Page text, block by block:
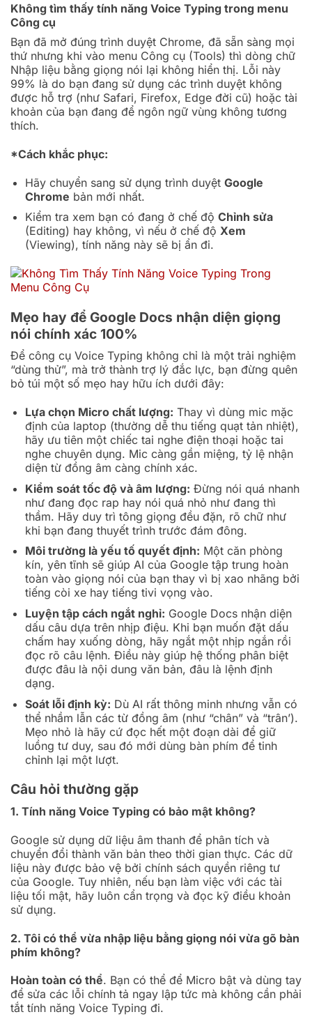
Không tìm thấy tính năng Voice Typing trong menu
Công cụ
Bạn đã mở đúng trình duyệt Chrome, đã sẵn sàng mọi
thứ nhưng khi vào menu Công cụ (Tools) thì dòng chữ
Nhập liệu bằng giọng nói lại không hiển thị. Lỗi này
99% là do bạn đang sử dụng các trình duyệt không
được hỗ trợ (như Safari, Firefox, Edge đời cũ) hoặc tài
khoản của bạn đang để ngôn ngữ vùng không tương
thích.
*Cách khắc phục:
Hãy chuyển sang sử dụng trình duyệt Google
Chrome bản mới nhất.
Kiểm tra xem bạn có đang ở chế độ Chỉnh sửa
(Editing) hay không, vì nếu ở chế độ Xem
(Viewing), tính năng này sẽ bị ẩn đi.
Mẹo hay để Google Docs nhận diện giọng
nói chính xác 100%
Để công cụ Voice Typing không chỉ là một trải nghiệm
“dùng thử”, mà trở thành trợ lý đắc lực, bạn đừng quên
bỏ túi một số mẹo hay hữu ích dưới đây:
Lựa chọn Micro chất lượng: Thay vì dùng mic mặc
định của laptop (thường dễ thu tiếng quạt tản nhiệt),
hãy ưu tiên một chiếc tai nghe điện thoại hoặc tai
nghe chuyên dụng. Mic càng gần miệng, tỷ lệ nhận
diện từ đồng âm càng chính xác.
Kiểm soát tốc độ và âm lượng: Đừng nói quá nhanh
như đang đọc rap hay nói quá nhỏ như đang thì
thầm. Hãy duy trì tông giọng đều đặn, rõ chữ như
khi bạn đang thuyết trình trước đám đông.
Môi trường là yếu tố quyết định: Một căn phòng
kín, yên tĩnh sẽ giúp AI của Google tập trung hoàn
toàn vào giọng nói của bạn thay vì bị xao nhãng bởi
tiếng còi xe hay tiếng tivi vọng vào.
Luyện tập cách ngắt nghỉ: Google Docs nhận diện
dấu câu dựa trên nhịp điệu. Khi bạn muốn đặt dấu
chấm hay xuống dòng, hãy ngắt một nhịp ngắn rồi
đọc rõ câu lệnh. Điều này giúp hệ thống phân biệt
được đâu là nội dung văn bản, đâu là lệnh định
dạng.
Soát lỗi định kỳ: Dù AI rất thông minh nhưng vẫn có
thể nhầm lẫn các từ đồng âm (như “chân” và “trân’).
Mẹo nhỏ là hãy cứ đọc hết một đoạn dài để giữ
luồng tư duy, sau đó mới dùng bàn phím để tinh
chỉnh lại một lượt.
Câu hỏi thường gặp
1. Tính năng Voice Typing có bảo mật không?
Google sử dụng dữ liệu âm thanh để phân tích và
chuyển đổi thành văn bản theo thời gian thực. Các dữ
liệu này được bảo vệ bởi chính sách quyền riêng tư
của Google. Tuy nhiên, nếu bạn làm việc với các tài
liệu tối mật, hãy luôn cẩn trọng và đọc kỹ điều khoản
sử dụng.
2. Tôi có thể vừa nhập liệu bằng giọng nói vừa gõ bàn
phím không?
Hoàn toàn có thể. Bạn có thể để Micro bật và dùng tay
để sửa các lỗi chính tả ngay lập tức mà không cần phải
tắt tính năng Voice Typing đi.